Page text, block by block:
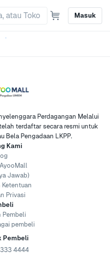
Masuk
Perdagangan Melalui
terdaftar secara resmi untuk
Bela Pengadaan LKPP.
Kami
Jawab)
Ketentuan
Privasi
Pembeli
pembeli
Pembeli
4444